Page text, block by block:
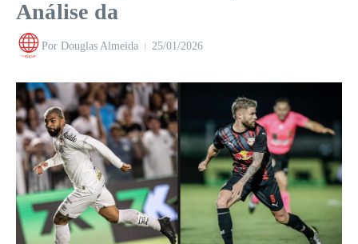
Análise da
Por Douglas Almeida 25/01/2026